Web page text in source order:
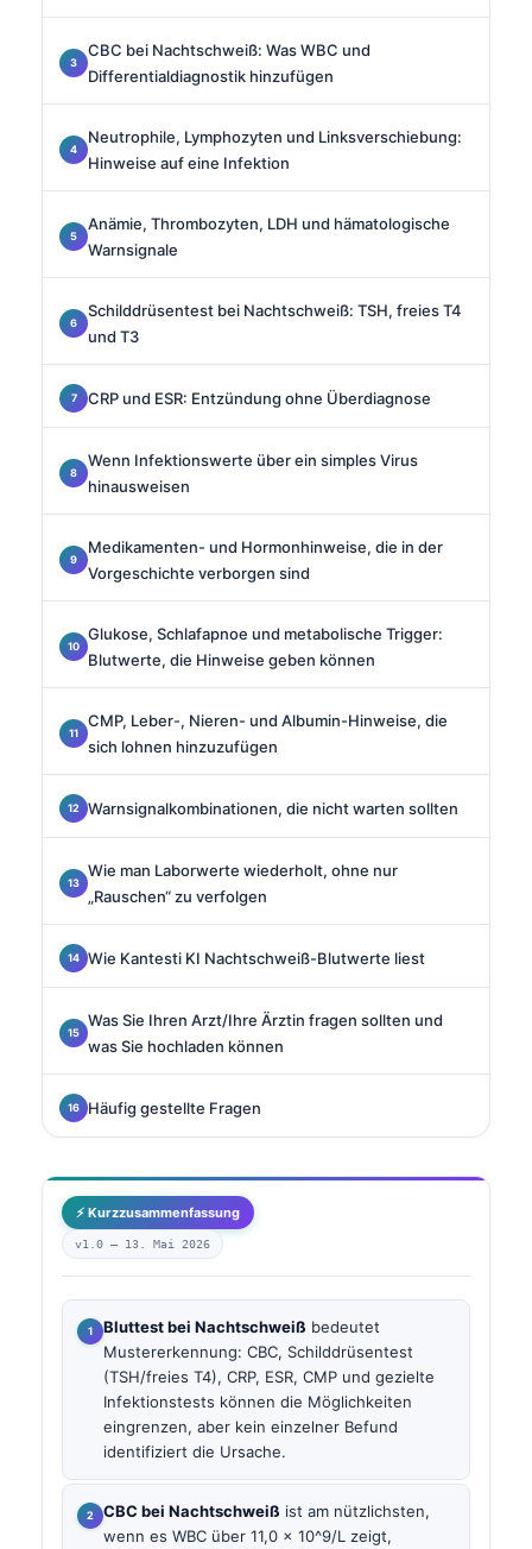
CBC bei Nachtschweiß: Was WBC und
Differentialdiagnostik hinzufügen
Neutrophile, Lymphozyten und Linksverschiebung:
Hinweise auf eine Infektion
Anämie, Thrombozyten, LDH und hämatologische
Warnsignale
Schilddrüsentest bei Nachtschweiß: TSH, freies T4
und T3
CRP und ESR: Entzündung ohne Überdiagnose
Wenn Infektionswerte über ein simples Virus
hinausweisen
Medikamenten- und Hormonhinweise, die in der
Vorgeschichte verborgen sind
Glukose, Schlafapnoe und metabolische Trigger:
Blutwerte, die Hinweise geben können
CMP, Leber-, Nieren- und Albumin-Hinweise, die
sich lohnen hinzuzufügen
Warnsignalkombinationen, die nicht warten sollten
Wie man Laborwerte wiederholt, ohne nur
„Rauschen“ zu verfolgen
Wie Kantesti KI Nachtschweiß-Blutwerte liest
Was Sie Ihren Arzt/Ihre Ärztin fragen sollten und
was Sie hochladen können
Häufig gestellte Fragen
⚡ Kurzzusammenfassung
v1.0 — 13. Mai 2026
Bluttest bei Nachtschweiß bedeutet
Mustererkennung: CBC, Schilddrüsentest
(TSH/freies T4), CRP, ESR, CMP und gezielte
Infektionstests können die Möglichkeiten
eingrenzen, aber kein einzelner Befund
identifiziert die Ursache.
CBC bei Nachtschweiß ist am nützlichsten,
wenn es WBC über 11,0 x 10^9/L zeigt,